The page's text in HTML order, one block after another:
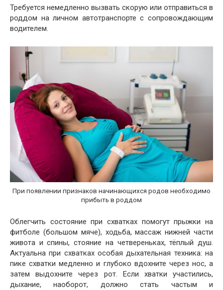
Требуется немедленно вызвать скорую или отправиться в
роддом на личном автотранспорте с сопровождающим
водителем.
При появлении признаков начинающихся родов необходимо
прибыть в роддом
Облегчить состояние при схватках помогут прыжки на
фитболе (большом мяче), ходьба, массаж нижней части
живота и спины, стояние на четвереньках, тёплый душ.
Актуальна при схватках особая дыхательная техника: на
пике схватки медленно и глубоко вдохните через нос, а
затем выдохните через рот. Если хватки участились,
дыхание, наоборот, должно стать частым и